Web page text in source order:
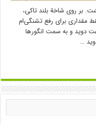
بر روی شاخة بلند تاکی،
مقداری برای رفع تشنگی‌ام
دوید و به سمت انگورها
…